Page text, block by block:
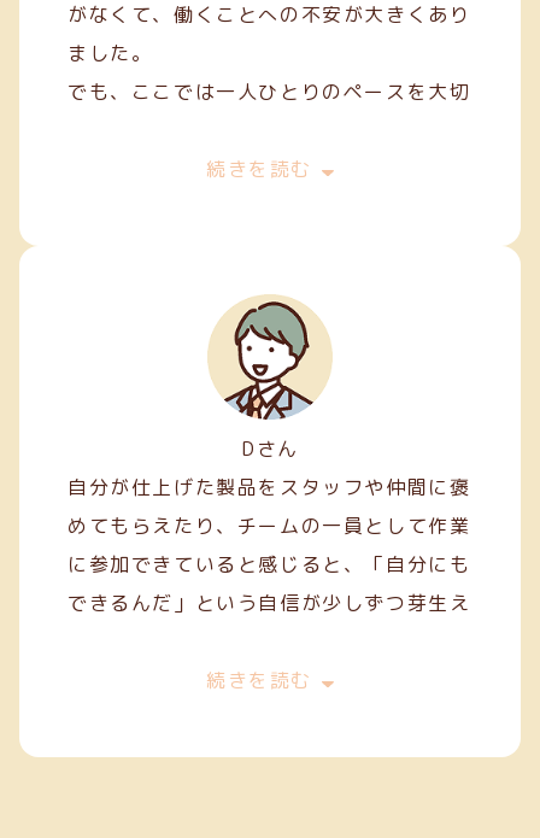
がなくて、働くことへの不安が大きくあり
ました。
でも、ここでは一人ひとりのペースを大切
めることができました。
続きを読む
Dさん
自分が仕上げた製品をスタッフや仲間に褒
めてもらえたり、チームの一員として作業
に参加できていると感じると、「自分にも
できるんだ」という自信が少しずつ芽生え
今は、一般就労を目指してスキルを磨きな
す。クリーフでの経験が、自分の「働く
続きを読む